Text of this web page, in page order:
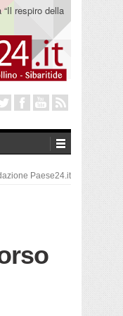
respiro della
Paese24.it